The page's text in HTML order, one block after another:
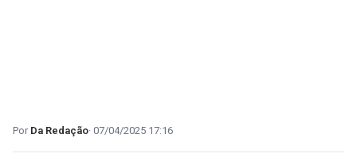
Da Redação 07/04/2025 17:16